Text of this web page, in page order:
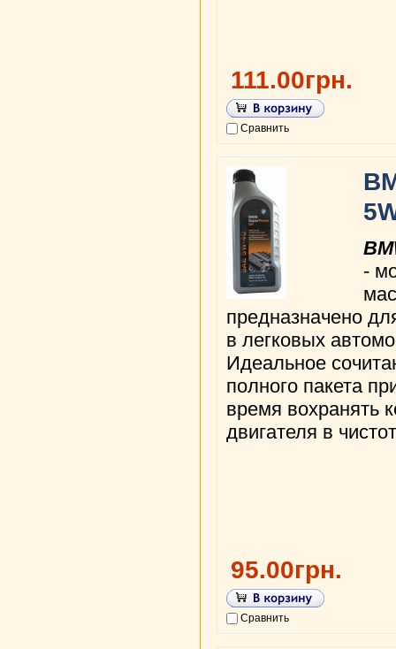
111.00грн.
Сравнить
-
предназначено
в легковых
Идеальное
полного пакета
время вохранять
двигателя в
95.00грн.
Сравнить